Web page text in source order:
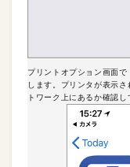
プリントオプション画面
します。プリンタが表示
トワーク上にあるか確認し